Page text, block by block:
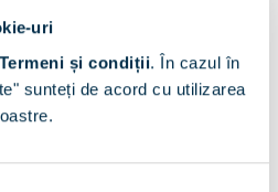
uri
Termeni și condiții. În cazul în
sunteți de acord cu utilizarea